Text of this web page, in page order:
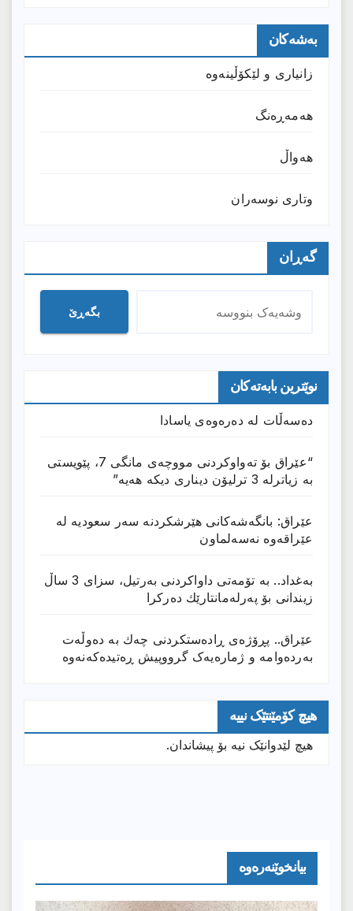
بەشەکان
زانیارى و لێکۆڵینەوە
هەمەڕەنگ
هەواڵ
وتارى نوسەران
گەڕان
بگەڕێ
نوێترین بابەتەکان
دەسەڵات لە دەرەوەی یاسادا
“عێراق بۆ تەواوکردنی مووچەی مانگى 7، پێویستی
بە زیاترلە 3 ترلیۆن دیناری دیکە هەیە”
عێراق: بانگەشەكانی هێرشكردنە سەر سعودیە لە
عێراقەوە نەسەلماون
بەغداد.. بە تۆمەتی داواكردنی بەرتیل، سزای 3 ساڵ
زیندانی بۆ پەرلەمانتارێك دەركرا
عێراق.. پڕۆژەی ڕادەستكردنی چەك بە دەوڵەت
بەردەوامە و ژمارەیەک گرووپیش ڕەتیدەکەنەوە
هیچ کۆمێنتێک نییە
هیچ لێدوانێک نیە بۆ پیشاندان.
بیانخوێنەرەوە